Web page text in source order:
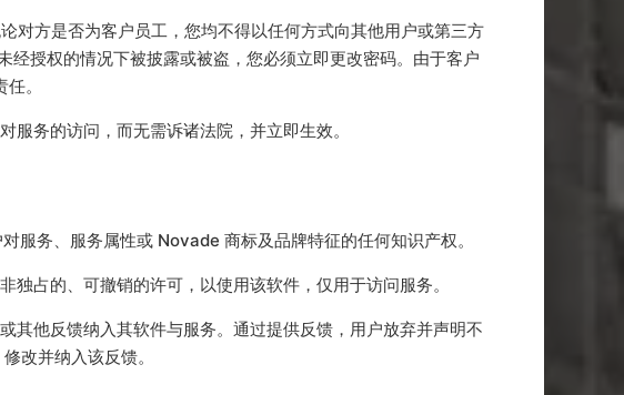
对方是否为客户员工，您均不得以任何方式向其他用户或第三方
授权的情况下被披露或被盗，您必须立即更改密码。由于客户
。
务的访问，而无需诉诸法院，并立即生效。
务、服务属性或 Novade 商标及品牌特征的任何知识产权。
占的、可撤销的许可，以使用该软件，仅用于访问服务。
他反馈纳入其软件与服务。通过提供反馈，用户放弃并声明不
改并纳入该反馈。